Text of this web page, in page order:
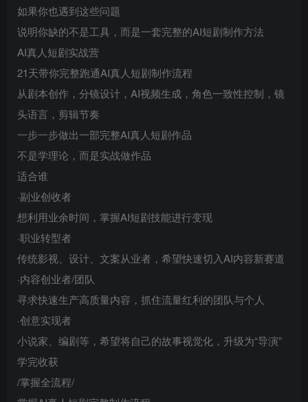
如果你也遇到这些问题
说明你缺的不是工具，而是一套完整的AI短剧制作方法
AI真人短剧实战营
21天带你完整跑通AI真人短剧制作流程
从剧本创作，分镜设计，AI视频生成，角色一致性控制，镜
头语言，剪辑节奏
一步一步做出一部完整AI真人短剧作品
不是学理论，而是实战做作品
适合谁
·副业创收者
想利用业余时间，掌握AI短剧技能进行变现
·职业转型者
传统影视、设计、文案从业者，希望快速切入AI内容新赛道
·内容创业者/团队
寻求快速生产高质量内容，抓住流量红利的团队与个人
·创意实现者
小说家、编剧等，希望将自己的故事视觉化，升级为“导演”
学完收获
/掌握全流程/